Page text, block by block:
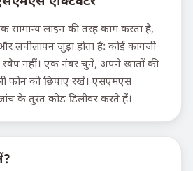
लाइन की तरह काम करता है,
लचीलापन जुड़ा होता है: कोई कागजी
स्वैप नहीं। एक नंबर चुनें, अपने खातों की
फोन को छिपाए रखें। एसएमएस
के तुरंत कोड डिलीवर करते हैं।